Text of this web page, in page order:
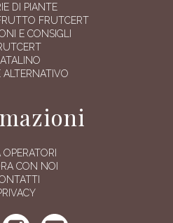
DI PIANTE
FRUTCERT
E CONSIGLI
ALTERNATIVO
OPERATORI
CON NOI